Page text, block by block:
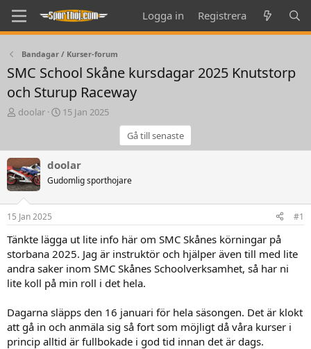
Logga in Registrera
Bandagar / Kurser-forum
SMC School Skåne kursdagar 2025 Knutstorp
och Sturup Raceway
T
e
a
d
s
t
a
r
t
r
doolar
S
r
t
d
a
15 Jan 2025
Gå till senaste
doolar
Gudomlig sporthojare
15 Jan 2025 #1
Tänkte lägga ut lite info här om SMC Skånes körningar på
storbana 2025. Jag är instruktör och hjälper även till med lite
andra saker inom SMC Skånes Schoolverksamhet, så har ni
lite koll på min roll i det hela.
Dagarna släpps den 16 januari för hela säsongen. Det är klokt
att gå in och anmäla sig så fort som möjligt då våra kurser i
princip alltid är fullbokade i god tid innan det är dags.